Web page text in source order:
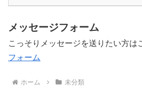
メッセージフォーム
こっそりメッセージを送りたい方は
フォーム
ホーム 未分類